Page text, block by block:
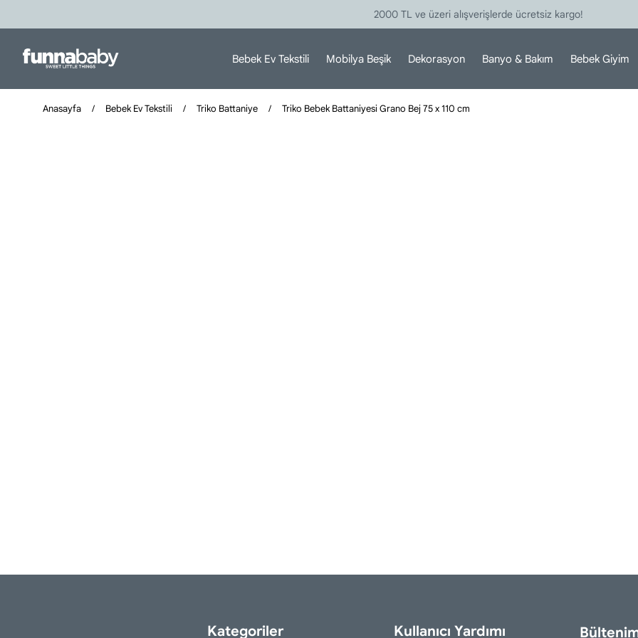
2000 TL ve üzeri alışverişlerde ücretsiz kargo!
Bebek Ev Tekstili Mobilya Beşik Dekorasyon Banyo & Bakım Bebek Giyim
Anasayfa Bebek Ev Tekstili Triko Battaniye Triko Bebek Battaniyesi Grano Bej 75 x 110 cm
Kategoriler Kullanıcı Yardımı